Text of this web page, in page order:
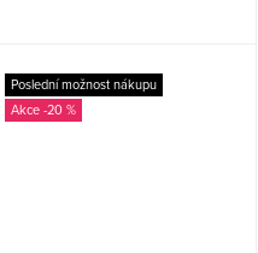
Poslední možnost nákupu
-20 %